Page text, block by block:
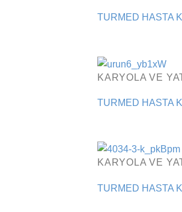
TURMED HASTA
KARYOLA VE
TURMED HASTA
KARYOLA VE
TURMED HASTA